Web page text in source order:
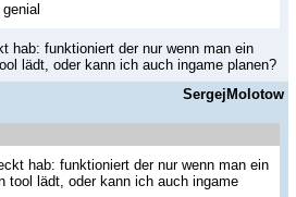
hab: funktioniert der nur wenn man ein
lädt, oder kann ich auch ingame planen?
SergejMolotow
hab: funktioniert der nur wenn man ein
tool lädt, oder kann ich auch ingame